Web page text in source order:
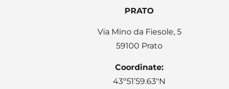
PRATO
Via Mino da Fiesole, 5
59100 Prato
Coordinate:
43º51’59.63″N